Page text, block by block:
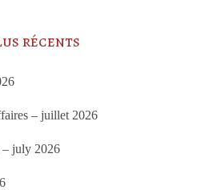
récents
– juillet 2026
– july 2026